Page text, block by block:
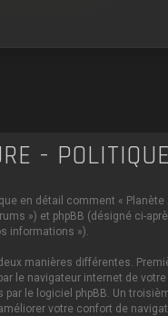
-
en détail comment «
») et phpBB (désigné ci-
informations »).
manières différentes.
le navigateur internet de
le logiciel phpBB. Un
votre confort de